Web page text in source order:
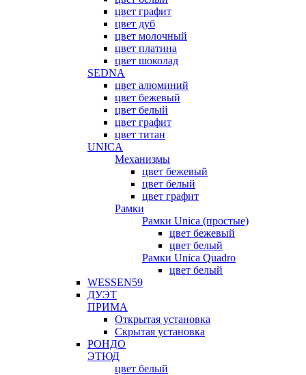
цвет графит
цвет дуб
цвет молочный
цвет платина
цвет шоколад
SEDNA
цвет алюминий
цвет бежевый
цвет белый
цвет графит
цвет титан
UNICA
Механизмы
цвет бежевый
цвет белый
цвет графит
Рамки
Рамки Unica (простые)
цвет бежевый
цвет белый
Рамки Unica Quadro
цвет белый
WESSEN59
ДУЭТ
ПРИМА
Открытая установка
Скрытая установка
РОНДО
ЭТЮД
цвет белый